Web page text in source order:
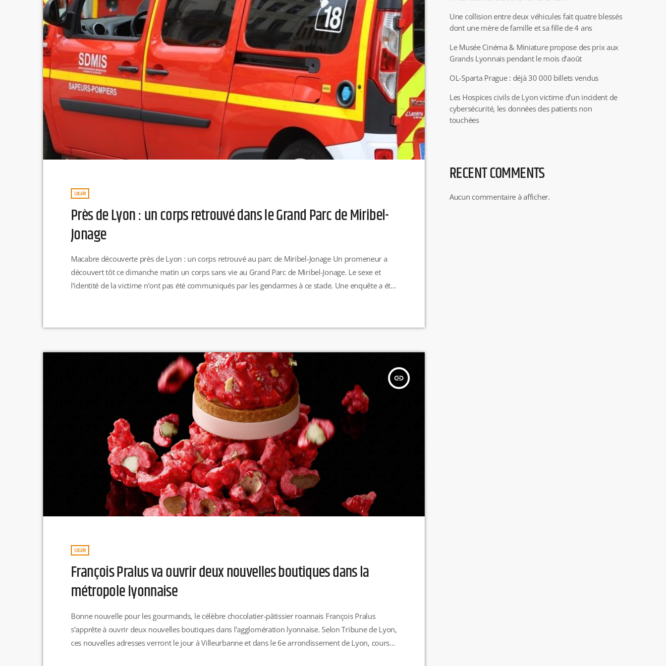
Locale
Près de Lyon : un corps retrouvé dans le Grand Parc de Miribel-
Jonage
Macabre découverte près de Lyon : un corps retrouvé au parc de Miribel-Jonage Un promeneur a
découvert tôt ce dimanche matin un corps sans vie au Grand Parc de Miribel-Jonage. Le sexe et
l’identité de la victime n’ont pas été communiqués par les gendarmes à ce stade. Une enquête a été
insert_link
Locale
François Pralus va ouvrir deux nouvelles boutiques dans la
métropole lyonnaise
Bonne nouvelle pour les gourmands, le célèbre chocolatier-pâtissier roannais François Pralus
s’apprête à ouvrir deux nouvelles boutiques dans l’agglomération lyonnaise. Selon Tribune de Lyon,
ces nouvelles adresses verront le jour à Villeurbanne et dans le 6e arrondissement de Lyon, cours
Une collision entre deux véhicules fait quatre blessés
dont une mère de famille et sa fille de 4 ans
Le Musée Cinéma & Miniature propose des prix aux
Grands Lyonnais pendant le mois d’août
OL-Sparta Prague : déjà 30 000 billets vendus
Les Hospices civils de Lyon victime d’un incident de
cybersécurité, les données des patients non
touchées
RECENT COMMENTS
Aucun commentaire à afficher.